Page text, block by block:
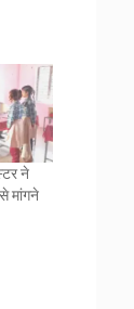
ने
मांगने